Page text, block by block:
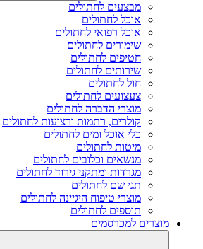
מבצעים לחתולים
אוכל לחתולים
אוכל רפואי לחתולים
שימורים לחתולים
חטיפים לחתולים
שירותים לחתולים
חול לחתולים
צעצועים לחתולים
מוצרי הדברה לחתולים
קולרים, רתמות ורצועות לחתולים
כלי אוכל ומים לחתולים
מיטות לחתולים
מנשאים וכלובים לחתולים
מגרדות ומתקני גירוד לחתולים
תגי שם לחתולים
מוצרי טיפוח היגיינה לחתולים
תוספים לחתולים
מוצרים למכרסמים